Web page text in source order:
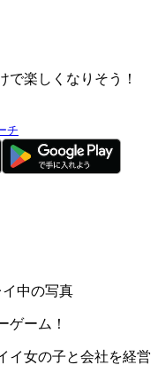
で楽しくなりそう！
チ
ゲーム！
イ女の子と会社を経営